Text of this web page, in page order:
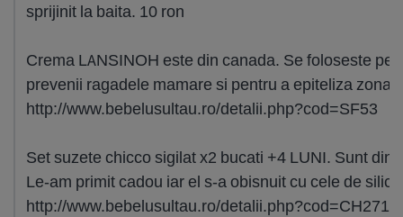
sprijinit la baita. 10 ron
Crema LANSINOH este din canada. Se foloseste
prevenii ragadele mamare si pentru a epiteliza zona
http://www.bebelusultau.ro/detalii.php?cod=SF53
Set suzete chicco sigilat x2 bucati +4 LUNI. Sunt
Le-am primit cadou iar el s-a obisnuit cu cele de
http://www.bebelusultau.ro/detalii.php?cod=CH271